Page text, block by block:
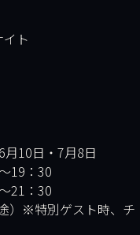
ト
10日・7月8日
19：30
21：30
）※特別ゲスト時、チ